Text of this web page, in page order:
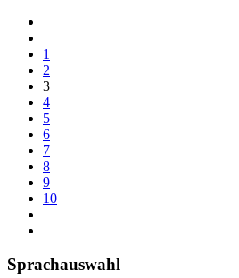
1
2
3
4
5
6
7
8
9
10
Sprachauswahl